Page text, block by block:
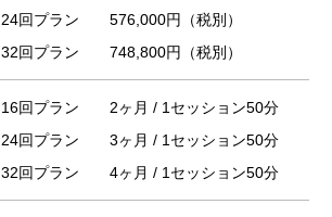
24回プラン 576,000円（税別）
32回プラン 748,800円（税別）
16回プラン 2ヶ月 / 1セッション50分
24回プラン 3ヶ月 / 1セッション50分
32回プラン 4ヶ月 / 1セッション50分